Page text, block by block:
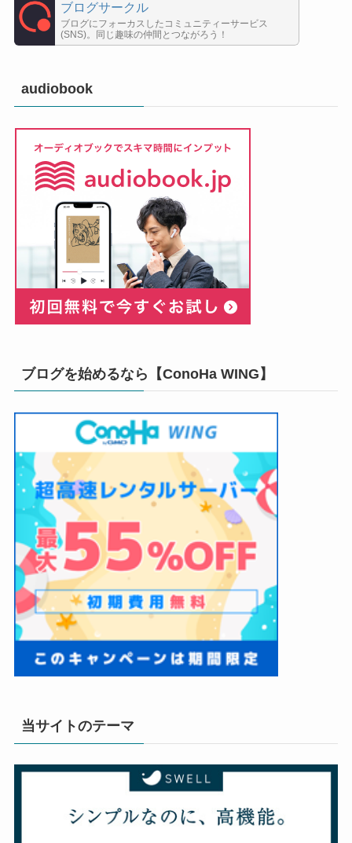
ブログサークル
ブログにフォーカスしたコミュニティーサービス
(SNS)。同じ趣味の仲間とつながろう！
audiobook
ブログを始めるなら【ConoHa WING】
当サイトのテーマ